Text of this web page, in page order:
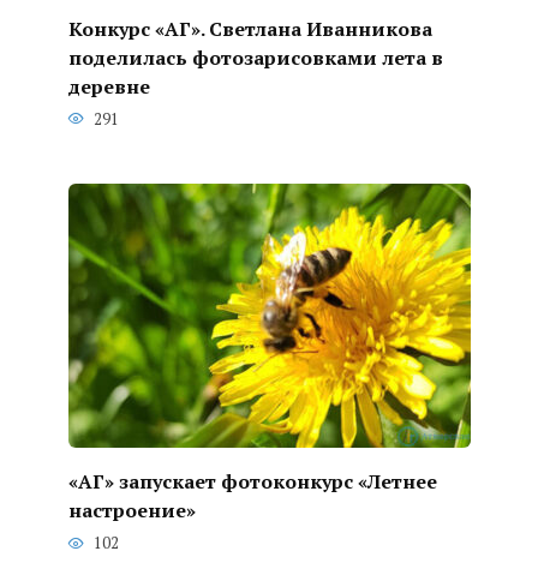
Конкурс «АГ». Светлана Иванникова
поделилась фотозарисовками лета в
деревне
291
«АГ» запускает фотоконкурс «Летнее
настроение»
102